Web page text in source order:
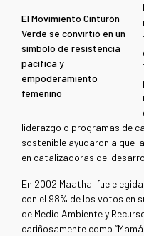
El Movimiento Cinturón
Verde se convirtió en un
símbolo de resistencia
pacífica y
empoderamiento
femenino
liderazgo o programas de
sostenible ayudaron a que
en catalizadoras del
En 2002 Maathai fue
con el 98% de los votos en
de Medio Ambiente y
cariñosamente como